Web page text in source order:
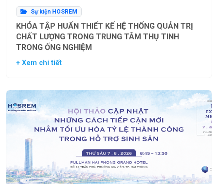
Sự kiện HOSREM
KHÓA TẬP HUẤN THIẾT KẾ HỆ THỐNG QUẢN TRỊ
CHẤT LƯỢNG TRONG TRUNG TÂM THỤ TINH
TRONG ỐNG NGHIỆM
+ Xem chi tiết